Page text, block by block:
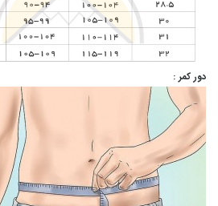
دور کمر :